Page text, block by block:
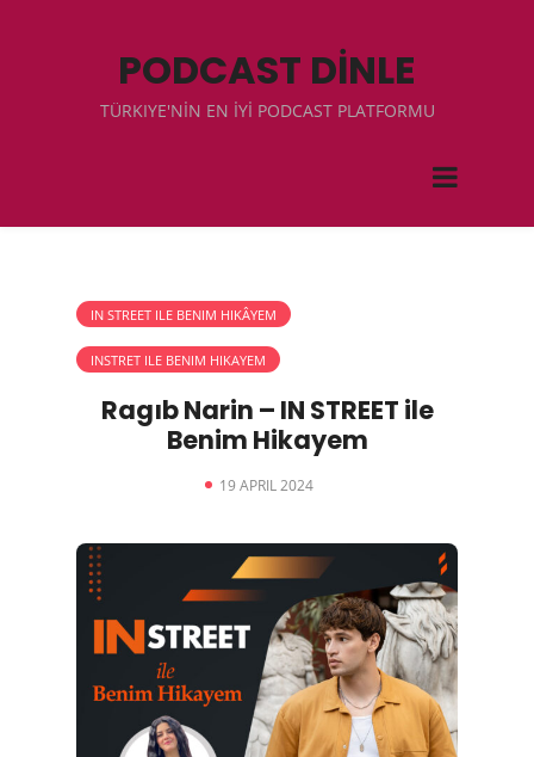
PODCAST DİNLE
TÜRKIYE'NİN EN İYİ PODCAST PLATFORMU
IN STREET ILE BENIM HIKÂYEM
INSTRET ILE BENIM HIKAYEM
Ragıb Narin – IN STREET ile
Benim Hikayem
19 APRIL 2024